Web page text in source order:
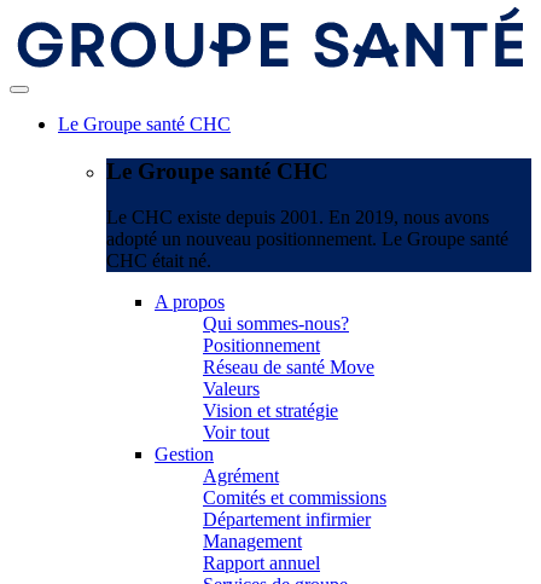
Le Groupe santé CHC
Le Groupe santé CHC
Le CHC existe depuis 2001. En 2019, nous avons
adopté un nouveau positionnement. Le Groupe santé
CHC était né.
A propos
Qui sommes-nous?
Positionnement
Réseau de santé Move
Valeurs
Vision et stratégie
Voir tout
Gestion
Agrément
Comités et commissions
Département infirmier
Management
Rapport annuel